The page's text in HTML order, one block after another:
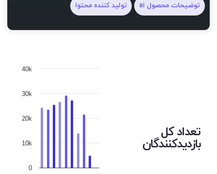
توضیحات محصول ai تولید کننده محتوا
تعداد کل
بازدیدکنندگان
0
10k
20k
30k
40k